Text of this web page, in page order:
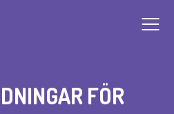
FÖR